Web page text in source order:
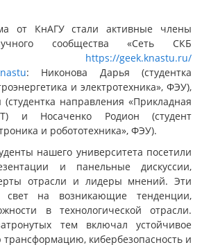
от КнАГУ стали активные члены
сообщества «Сеть СКБ
https://geek.knastu.ru/
: Никонова Дарья (студентка
и электротехника», ФЭУ),
(студентка направления «Прикладная
и Носаченко Родион (студент
и робототехника», ФЭУ).
нашего университета посетили
и панельные дискуссии,
отрасли и лидеры мнений. Эти
свет на возникающие тенденции,
в технологической отрасли.
тем включал устойчивое
кибербезопасность и